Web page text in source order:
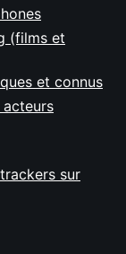
(films et
et connus
acteurs
sur